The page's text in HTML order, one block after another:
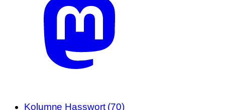
Kolumne Hasswort (70)